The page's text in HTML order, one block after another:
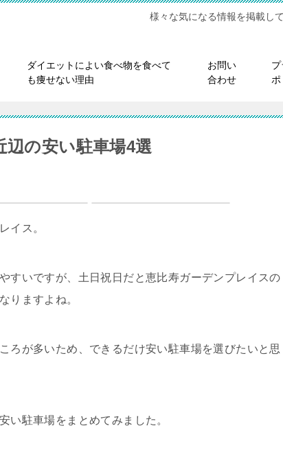
様々な気になる情報を掲載し
ダイエットによい食べ物を食べて
も痩せない理由
お問い
合わせ
の安い駐車場4選
イス。
すいですが、土日祝日だと恵比寿ガーデンプレイスの
りますよね。
ろが多いため、できるだけ安い駐車場を選びたいと思
い駐車場をまとめてみました。